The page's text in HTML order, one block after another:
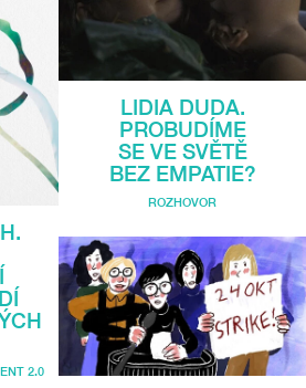
2.0
LIDIA DUDA.
PROBUDÍME
SE VE SVĚTĚ
BEZ EMPATIE?
ROZHOVOR